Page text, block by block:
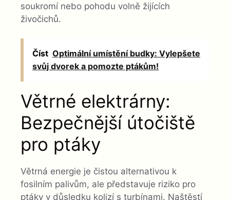
soukromí nebo pohodu volně žijících
živočichů.
Číst Optimální umístění budky: Vylepšete
svůj dvorek a pomozte ptákům!
Větrné elektrárny:
Bezpečnější útočiště
pro ptáky
Větrná energie je čistou alternativou k
fosilním palivům, ale představuje riziko pro
ptáky v důsledku kolizí s turbínami. Naštěstí